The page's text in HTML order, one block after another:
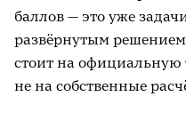
баллов — это уже
развёрнутым
стоит на официальную
не на собственные